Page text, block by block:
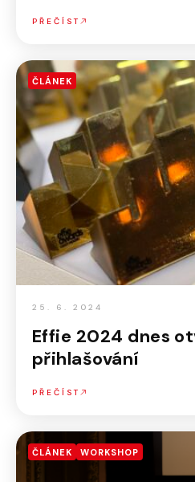
PŘEČÍST
ČLÁNEK
25. 6. 2024
Effie 2024 dnes
přihlašování
PŘEČÍST
ČLÁNEK WORKSHOP